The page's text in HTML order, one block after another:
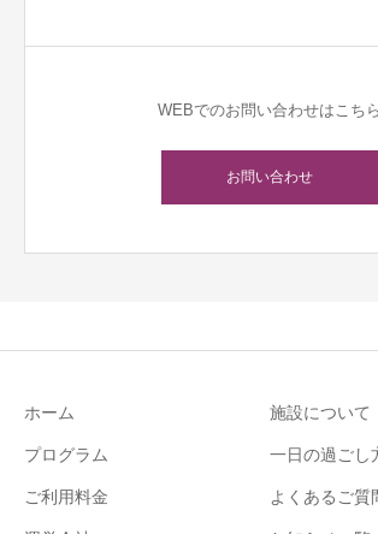
WEBでのお問い合わせはこちら
お問い合わせ
ホーム 施設について
プログラム 一日の過ごし
ご利用料金 よくあるご質